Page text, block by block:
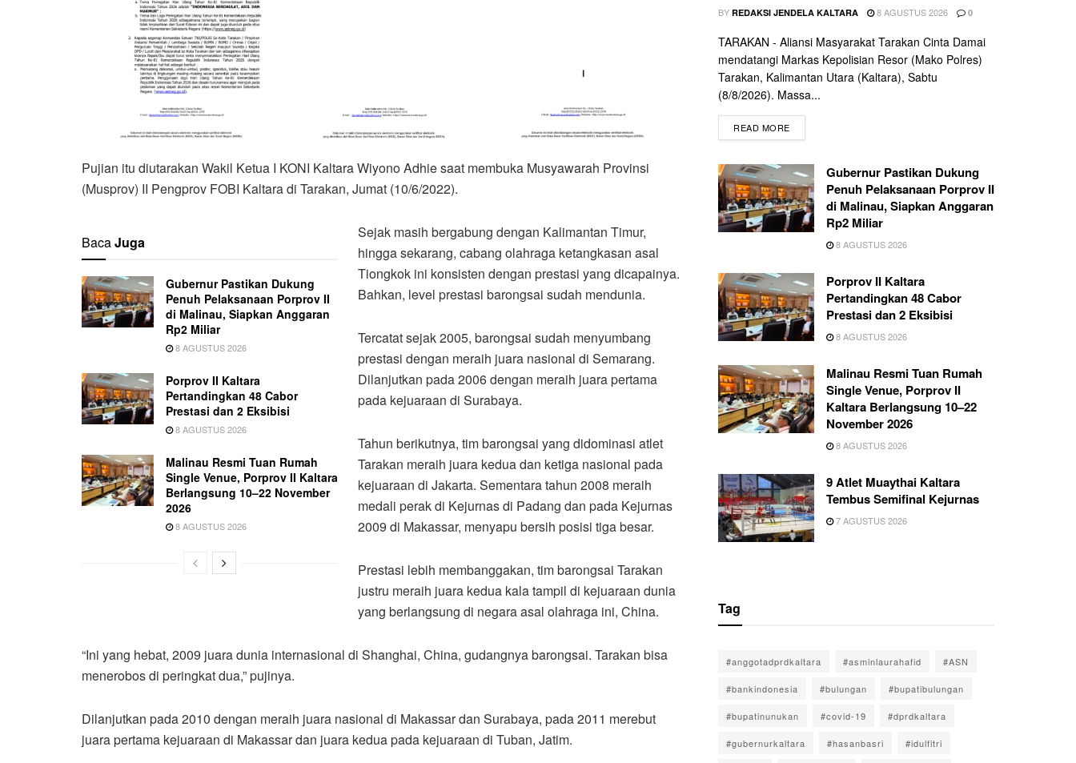
Pujian itu diutarakan Wakil Ketua I KONI Kaltara Wiyono Adhie saat membuka Musyawarah Provinsi
(Musprov) II Pengprov FOBI Kaltara di Tarakan, Jumat (10/6/2022).
BacaJuga
Gubernur Pastikan Dukung
Penuh Pelaksanaan Porprov II
di Malinau, Siapkan Anggaran
Rp2 Miliar
8 AGUSTUS 2026
Porprov II Kaltara
Pertandingkan 48 Cabor
Prestasi dan 2 Eksibisi
8 AGUSTUS 2026
Malinau Resmi Tuan Rumah
Single Venue, Porprov II Kaltara
Berlangsung 10–22 November
2026
8 AGUSTUS 2026
Sejak masih bergabung dengan Kalimantan Timur,
hingga sekarang, cabang olahraga ketangkasan asal
Tiongkok ini konsisten dengan prestasi yang dicapainya.
Bahkan, level prestasi barongsai sudah mendunia.
Tercatat sejak 2005, barongsai sudah menyumbang
prestasi dengan meraih juara nasional di Semarang.
Dilanjutkan pada 2006 dengan meraih juara pertama
pada kejuaraan di Surabaya.
Tahun berikutnya, tim barongsai yang didominasi atlet
Tarakan meraih juara kedua dan ketiga nasional pada
kejuaraan di Jakarta. Sementara tahun 2008 meraih
medali perak di Kejurnas di Padang dan pada Kejurnas
2009 di Makassar, menyapu bersih posisi tiga besar.
Prestasi lebih membanggakan, tim barongsai Tarakan
justru meraih juara kedua kala tampil di kejuaraan dunia
yang berlangsung di negara asal olahraga ini, China.
“Ini yang hebat, 2009 juara dunia internasional di Shanghai, China, gudangnya barongsai. Tarakan bisa
menerobos di peringkat dua,” pujinya.
Dilanjutkan pada 2010 dengan meraih juara nasional di Makassar dan Surabaya, pada 2011 merebut
juara pertama kejuaraan di Makassar dan juara kedua pada kejuaraan di Tuban, Jatim.
BY REDAKSI JENDELA KALTARA 8 AGUSTUS 2026 0
TARAKAN - Aliansi Masyarakat Tarakan Cinta Damai
mendatangi Markas Kepolisian Resor (Mako Polres)
Tarakan, Kalimantan Utara (Kaltara), Sabtu
(8/8/2026). Massa...
READ MORE
Gubernur Pastikan Dukung
Penuh Pelaksanaan Porprov II
di Malinau, Siapkan Anggaran
Rp2 Miliar
8 AGUSTUS 2026
Porprov II Kaltara
Pertandingkan 48 Cabor
Prestasi dan 2 Eksibisi
8 AGUSTUS 2026
Malinau Resmi Tuan Rumah
Single Venue, Porprov II
Kaltara Berlangsung 10–22
November 2026
8 AGUSTUS 2026
9 Atlet Muaythai Kaltara
Tembus Semifinal Kejurnas
7 AGUSTUS 2026
Tag
#anggotadprdkaltara #asminlaurahafid #ASN
#bankindonesia #bulungan #bupatibulungan
#bupatinunukan #covid-19 #dprdkaltara
#gubernurkaltara #hasanbasri #idulfitri